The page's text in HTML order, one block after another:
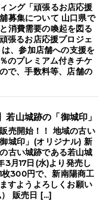
ング「頑張るお店応援
募集について 山口県で
消費需要の喚起を図る
張るお店応援プロジェ
、参加店舗への支援を
のプレミアム付きチケ
で、手数料等、店舗の
若山城跡の「御城印」
売開始！！ 地域の古い
城印」(オリジナル) 新
古い城跡である若山城
3月17日(水)より発売し
枚300円で、新南陽商工
すようよろしくお願い
販売日 […]